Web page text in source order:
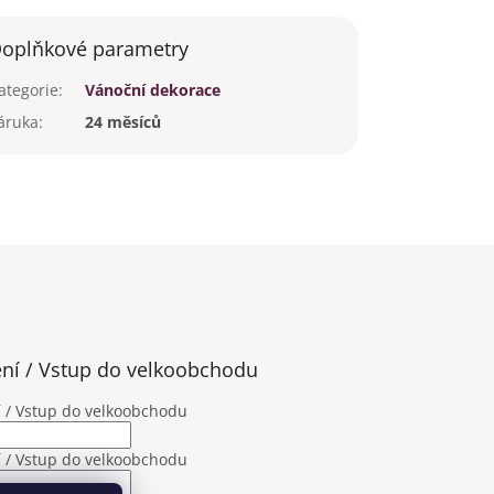
parametry
:
Vánoční dekorace
: 24 měsíců
/ Vstup do velkoobchodu
/ Vstup do velkoobchodu
/ Vstup do velkoobchodu